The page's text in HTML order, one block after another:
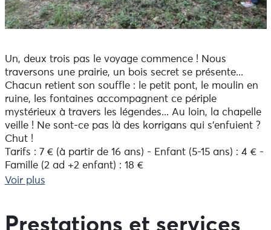
Un, deux trois pas le voyage commence ! Nous
traversons une prairie, un bois secret se présente...
Chacun retient son souffle : le petit pont, le moulin en
ruine, les fontaines accompagnent ce périple
mystérieux à travers les légendes... Au loin, la chapelle
veille ! Ne sont-ce pas là des korrigans qui s'enfuient ?
Chut !
Tarifs : 7 € (à partir de 16 ans) - Enfant (5-15 ans) : 4 € -
Famille (2 ad +2 enfant) : 18 €
Contes et légendes avec Isabelle de Col, réservation au
Voir plus
Prestations et services